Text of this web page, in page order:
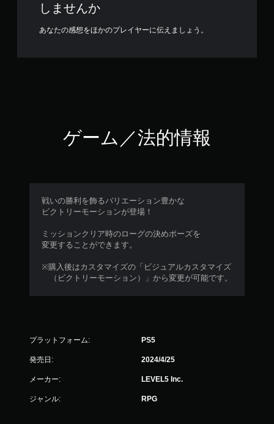
しませんか
あなたの感想をほかのプレイヤーに伝えましょう。
ゲーム／法的情報
戦いの勝利を飾るバリエーション豊かな
ビクトリーモーションが登場！
ミッションクリア時のローグの決めポーズを
変更することができます。
※購入後はカスタマイズの「ビジュアルカスタマイズ
（ビクトリーモーション）」から変更が可能です。
プラットフォーム: PS5
発売日: 2024/4/25
メーカー: LEVEL5 Inc.
ジャンル: RPG